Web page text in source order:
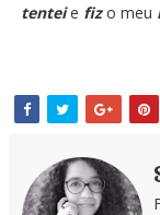
tenteie fizo meu